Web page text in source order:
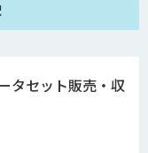
タセット販売・収